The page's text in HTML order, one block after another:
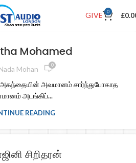
GIVE 0 £
Mohamed
Mohan 0
அகந்தையின் அவமானம் சார்ந்துபோகாத
அடங்கிப்...
READING
சிறிதரன்